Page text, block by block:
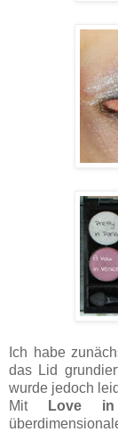
Ich habe
das Lid
wurde jedoch
Mit
Love